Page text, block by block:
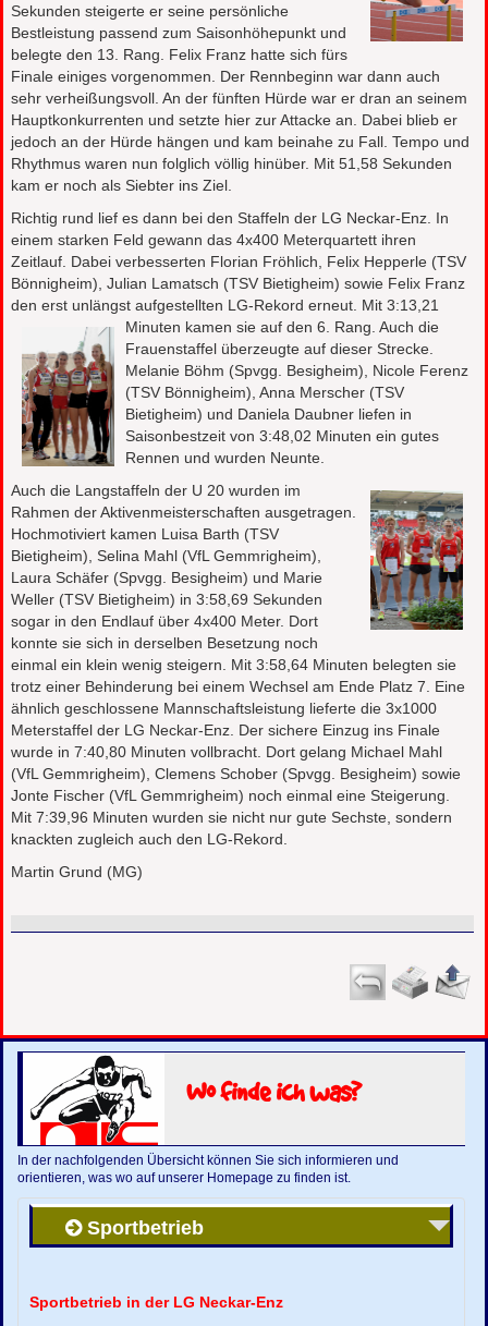
Sekunden steigerte er seine persönliche
Bestleistung passend zum Saisonhöhepunkt und
belegte den 13. Rang. Felix Franz hatte sich fürs
Finale einiges vorgenommen. Der Rennbeginn war dann auch
sehr verheißungsvoll. An der fünften Hürde war er dran an seinem
Hauptkonkurrenten und setzte hier zur Attacke an. Dabei blieb er
jedoch an der Hürde hängen und kam beinahe zu Fall. Tempo und
Rhythmus waren nun folglich völlig hinüber. Mit 51,58 Sekunden
kam er noch als Siebter ins Ziel.
Richtig rund lief es dann bei den Staffeln der LG Neckar-Enz. In
einem starken Feld gewann das 4x400 Meterquartett ihren
Zeitlauf. Dabei verbesserten Florian Fröhlich, Felix Hepperle (TSV
Bönnigheim), Julian Lamatsch (TSV Bietigheim) sowie Felix Franz
den erst unlängst aufgestellten LG-Rekord erneut. Mit 3:13,21
Minuten kamen sie auf den 6. Rang. Auch die
Frauenstaffel überzeugte auf dieser Strecke.
Melanie Böhm (Spvgg. Besigheim), Nicole Ferenz
(TSV Bönnigheim), Anna Merscher (TSV
Bietigheim) und Daniela Daubner liefen in
Saisonbestzeit von 3:48,02 Minuten ein gutes
Rennen und wurden Neunte.
Auch die Langstaffeln der U 20 wurden im
Rahmen der Aktivenmeisterschaften ausgetragen.
Hochmotiviert kamen Luisa Barth (TSV
Bietigheim), Selina Mahl (VfL Gemmrigheim),
Laura Schäfer (Spvgg. Besigheim) und Marie
Weller (TSV Bietigheim) in 3:58,69 Sekunden
sogar in den Endlauf über 4x400 Meter. Dort
konnte sie sich in derselben Besetzung noch
einmal ein klein wenig steigern. Mit 3:58,64 Minuten belegten sie
trotz einer Behinderung bei einem Wechsel am Ende Platz 7. Eine
ähnlich geschlossene Mannschaftsleistung lieferte die 3x1000
Meterstaffel der LG Neckar-Enz. Der sichere Einzug ins Finale
wurde in 7:40,80 Minuten vollbracht. Dort gelang Michael Mahl
(VfL Gemmrigheim), Clemens Schober (Spvgg. Besigheim) sowie
Jonte Fischer (VfL Gemmrigheim) noch einmal eine Steigerung.
Mit 7:39,96 Minuten wurden sie nicht nur gute Sechste, sondern
knackten zugleich auch den LG-Rekord.
Martin Grund (MG)
Wo finde ich was?
In der nachfolgenden Übersicht können Sie sich informieren und
orientieren, was wo auf unserer Homepage zu finden ist.
Sportbetrieb
Sportbetrieb in der LG Neckar-Enz